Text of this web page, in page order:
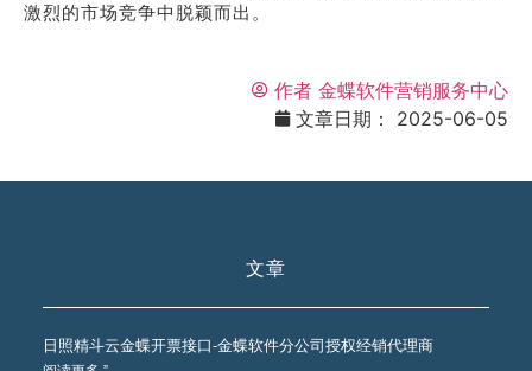
激烈的市场竞争中脱颖而出。
作者 金蝶软件营销服务中心
文章日期：
2025-06-05
文章
日照精斗云金蝶开票接口-金蝶软件分公司授权经销代理商